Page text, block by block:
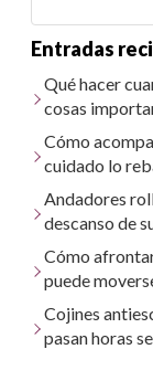
Entradas
Qué hacer
cosas
Cómo
cuidado lo
Andadores
descanso de
Cómo
puede
Cojines
pasan horas